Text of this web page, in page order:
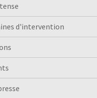
d'intervention